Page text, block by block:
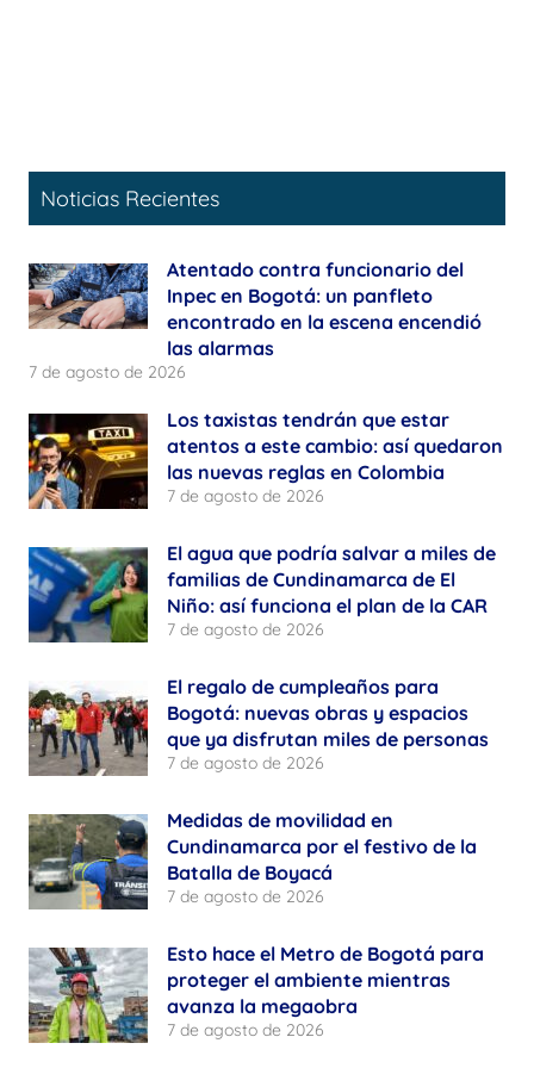
Noticias Recientes
Atentado contra funcionario del
Inpec en Bogotá: un panfleto
encontrado en la escena encendió
las alarmas
7 de agosto de 2026
Los taxistas tendrán que estar
atentos a este cambio: así quedaron
las nuevas reglas en Colombia
7 de agosto de 2026
El agua que podría salvar a miles de
familias de Cundinamarca de El
Niño: así funciona el plan de la CAR
7 de agosto de 2026
El regalo de cumpleaños para
Bogotá: nuevas obras y espacios
que ya disfrutan miles de personas
7 de agosto de 2026
Medidas de movilidad en
Cundinamarca por el festivo de la
Batalla de Boyacá
7 de agosto de 2026
Esto hace el Metro de Bogotá para
proteger el ambiente mientras
avanza la megaobra
7 de agosto de 2026